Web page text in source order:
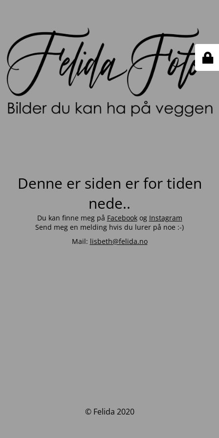
Denne er siden er for tiden
nede..
Du kan finne meg på Facebookog Instagram
Send meg en melding hvis du lurer på noe :-)
Mail: lisbeth@felida.no
© Felida 2020